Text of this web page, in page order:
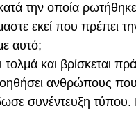
την οποία
εκεί που
αυτό;
τολμά και βρίσκεται
ανθρώπους
συνέντευξη τύπου.